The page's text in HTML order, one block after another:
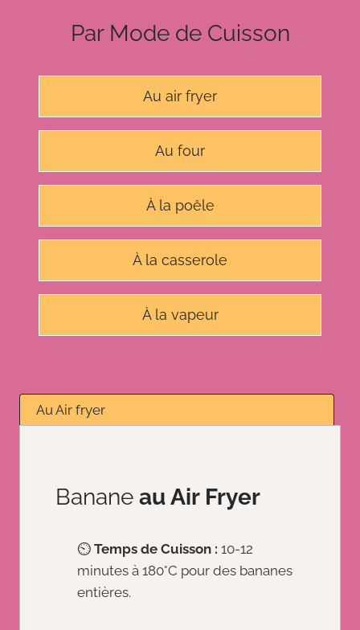
Par Mode de Cuisson
Au air fryer
Au four
À la poêle
À la casserole
À la vapeur
Au Air fryer
Banane au Air Fryer
⏲️ Temps de Cuisson : 10-12
minutes à 180°C pour des bananes
entières.